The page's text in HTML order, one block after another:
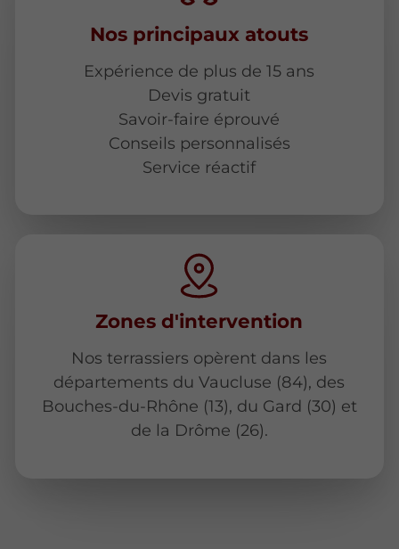
Nos principaux atouts
Expérience de plus de 15 ans
Devis gratuit
Savoir-faire éprouvé
Conseils personnalisés
Service réactif
Zones d'intervention
Nos terrassiers opèrent dans les
départements du Vaucluse (84), des
Bouches-du-Rhône (13), du Gard (30) et
de la Drôme (26).